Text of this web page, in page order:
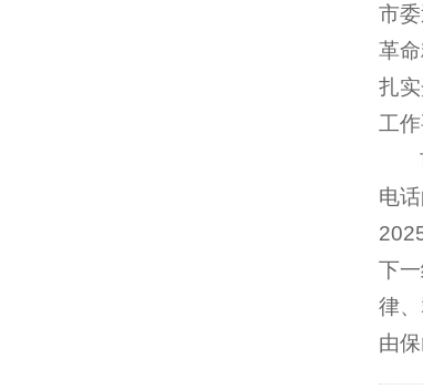
市
革
扎
工
电
下
律
由